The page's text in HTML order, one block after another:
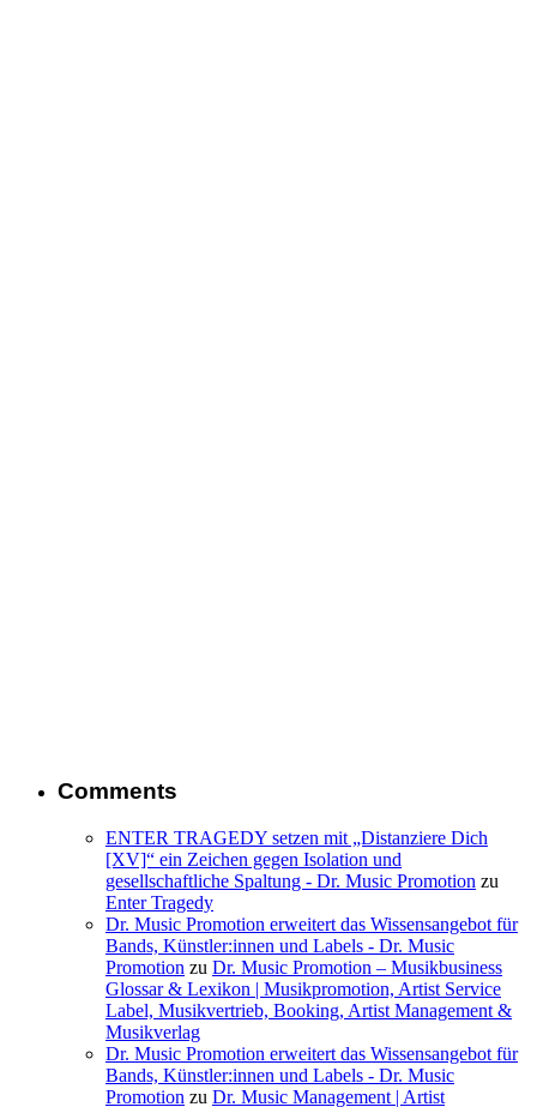
Comments
ENTER TRAGEDY setzen mit „Distanziere Dich
[XV]“ ein Zeichen gegen Isolation und
gesellschaftliche Spaltung - Dr. Music Promotion zu
Enter Tragedy
Dr. Music Promotion erweitert das Wissensangebot für
Bands, Künstler:innen und Labels - Dr. Music
Promotion zu Dr. Music Promotion – Musikbusiness
Glossar & Lexikon | Musikpromotion, Artist Service
Label, Musikvertrieb, Booking, Artist Management &
Musikverlag
Dr. Music Promotion erweitert das Wissensangebot für
Bands, Künstler:innen und Labels - Dr. Music
Promotion zu Dr. Music Management | Artist